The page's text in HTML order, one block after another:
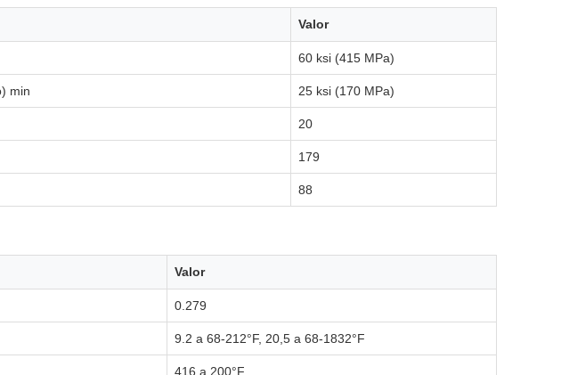
Valor
60 ksi (415 MPa)
min 25 ksi (170 MPa)
20
179
88
Valor
0.279
9.2 a 68-212°F, 20,5 a 68-1832°F
416 a 200°F